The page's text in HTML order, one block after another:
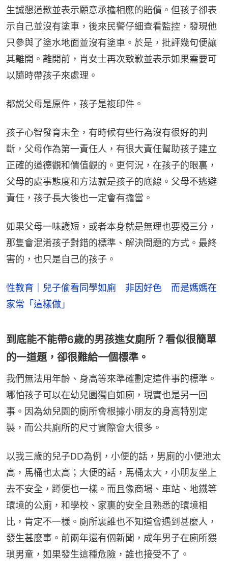
生誠懇道歉並表示願意承擔相應的賠償。但孩子卻表
示自己並沒有塗車，後來民警仔細查看監控，發現他
只參與了塗水地面並沒有塗車。於是，批評幾句便讓
其離開。離開前，肖女士再次致歉並表示如果需要可
以隨時帶孩子來處理。
都説父母是原件，孩子是複印件。
孩子心智發育未全，有時候有些行為沒有很好的判
斷，父母作為第一責任人，有很大責任幫助孩子建立
正確的道德觀和價值觀的。更何況，在孩子的眼裏，
父母的處事態度和方法就是孩子的底線。父母不逃避
責任，孩子長大後也一定會有擔當。
如果父母一味護短，或者本身就是無理也要攪三分，
那隻會混淆孩子對錯的標準、解決問題的方式。最終
害的，也只是自己的孩子。
性教育｜兒子偷看同學如廁 非因好色 而是媽媽在
家常「這樣做」
到底能不能帶6歲的男孩進女廁所？看似很簡單
的一道題，卻很難給一個標準。
我們無法用年齡、身高等來準確劃定這件事的標準。
哪怕孩子可以在幼兒園獨自如廁，現實也是另一回
事。因為幼兒園的廁所會根據小朋友的身高特別定
製，而公共廁所的尺寸實際會大很多。
以我三歲的兒子DD為例，小便的話，男廁的小便池太
高，馬桶也太高；大便的話，馬桶太大，小朋友坐上
去不安全，蹲便也一樣。而且像商場、車站、地鐵等
環境的公廁，和學校、家裏的安全且熟悉的環境相
比，肯定不一樣。廁所裏誰也不知道會遇到甚麼人，
發生甚麼事。前兩年還有個新聞，成年男子在廁所猥
瑣男童，如果發生這種危險，誰也接受不了。